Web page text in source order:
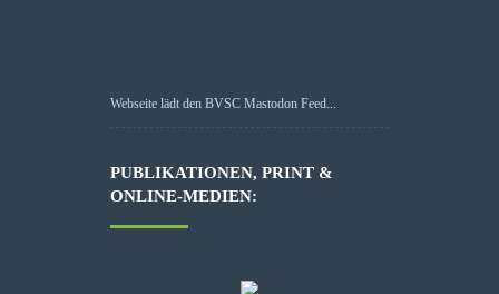
Webseite lädt den BVSC Mastodon Feed...
PUBLIKATIONEN, PRINT &
ONLINE-MEDIEN: